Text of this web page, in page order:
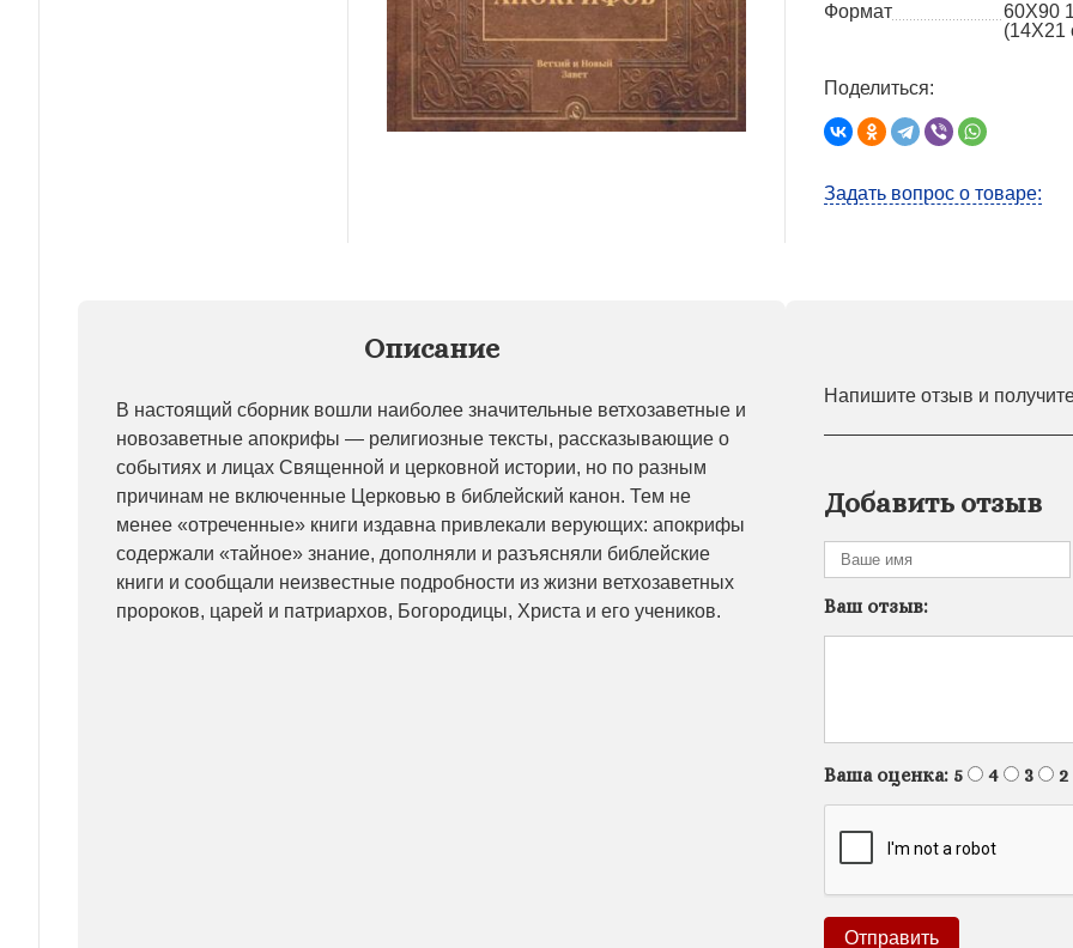
Формат
60X90
(14Х21
Поделиться:
Задать вопрос о товаре:
Описание
В настоящий сборник вошли наиболее значительные ветхозаветные и
новозаветные апокрифы — религиозные тексты, рассказывающие о
событиях и лицах Священной и церковной истории, но по разным
причинам не включенные Церковью в библейский канон. Тем не
менее «отреченные» книги издавна привлекали верующих: апокрифы
содержали «тайное» знание, дополняли и разъясняли библейские
книги и сообщали неизвестные подробности из жизни ветхозаветных
пророков, царей и патриархов, Богородицы, Христа и его учеников.
Напишите отзыв и
Добавить отзыв
Ваш отзыв:
Ваша оценка: 5 4 3 2